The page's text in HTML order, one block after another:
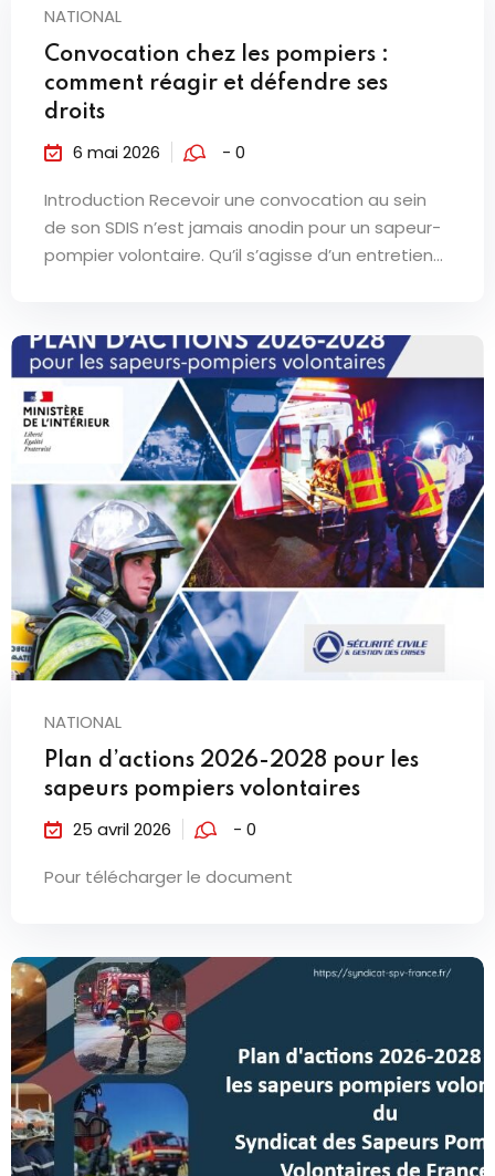
NATIONAL
Convocation chez les pompiers :
comment réagir et défendre ses
droits
6 mai 2026 - 0
Introduction Recevoir une convocation au sein
de son SDIS n’est jamais anodin pour un sapeur-
pompier volontaire. Qu’il s’agisse d’un entretien...
NATIONAL
Plan d’actions 2026-2028 pour les
sapeurs pompiers volontaires
25 avril 2026 - 0
Pour télécharger le document